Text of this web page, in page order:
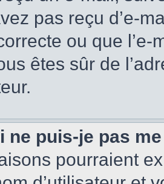
pas reçu d’e-
ou que
êtes sûr de
ne puis-je pas
pourraient